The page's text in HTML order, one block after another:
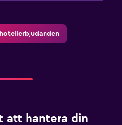
att hantera din